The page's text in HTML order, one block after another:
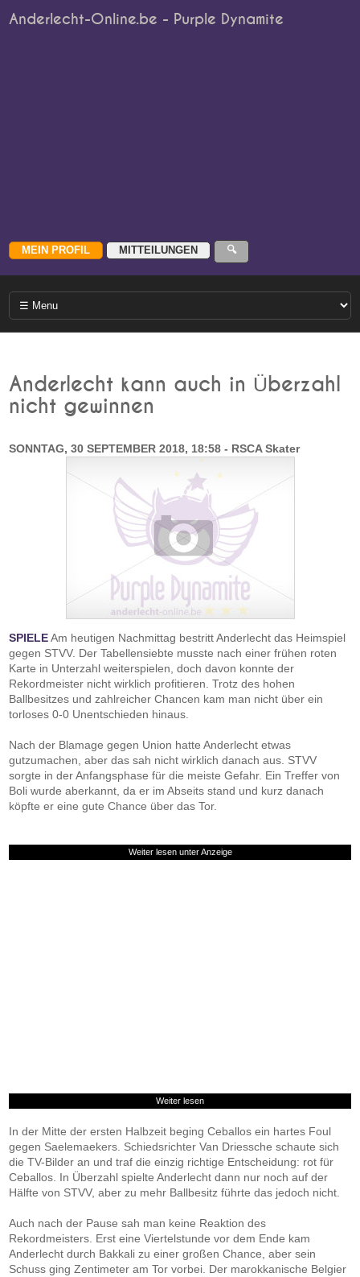
Anderlecht-Online.be - Purple Dynamite
Anderlecht kann auch in Überzahl
nicht gewinnen
SONNTAG, 30 SEPTEMBER 2018, 18:58 - RSCA Skater
SPIELEAm heutigen Nachmittag bestritt Anderlecht das Heimspiel
gegen STVV. Der Tabellensiebte musste nach einer frühen roten
Karte in Unterzahl weiterspielen, doch davon konnte der
Rekordmeister nicht wirklich profitieren. Trotz des hohen
Ballbesitzes und zahlreicher Chancen kam man nicht über ein
torloses 0-0 Unentschieden hinaus.
Nach der Blamage gegen Union hatte Anderlecht etwas
gutzumachen, aber das sah nicht wirklich danach aus. STVV
sorgte in der Anfangsphase für die meiste Gefahr. Ein Treffer von
Boli wurde aberkannt, da er im Abseits stand und kurz danach
köpfte er eine gute Chance über das Tor.
Weiter lesen unter Anzeige
Weiter lesen
In der Mitte der ersten Halbzeit beging Ceballos ein hartes Foul
gegen Saelemaekers. Schiedsrichter Van Driessche schaute sich
die TV-Bilder an und traf die einzig richtige Entscheidung: rot für
Ceballos. In Überzahl spielte Anderlecht dann nur noch auf der
Hälfte von STVV, aber zu mehr Ballbesitz führte das jedoch nicht.
Auch nach der Pause sah man keine Reaktion des
Rekordmeisters. Erst eine Viertelstunde vor dem Ende kam
Anderlecht durch Bakkali zu einer großen Chance, aber sein
Schuss ging Zentimeter am Tor vorbei. Der marokkanische Belgier